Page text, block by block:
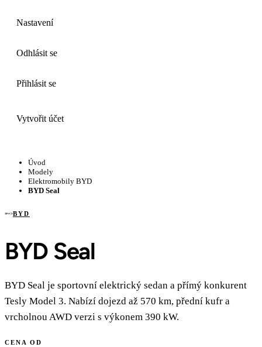
Nastavení
Odhlásit se
Přihlásit se
Vytvořit účet
Úvod
Modely
Elektromobily BYD
BYD Seal
BYD
BYD Seal
BYD Seal je sportovní elektrický sedan a přímý konkurent
Tesly Model 3. Nabízí dojezd až 570 km, přední kufr a
vrcholnou AWD verzi s výkonem 390 kW.
CENA OD